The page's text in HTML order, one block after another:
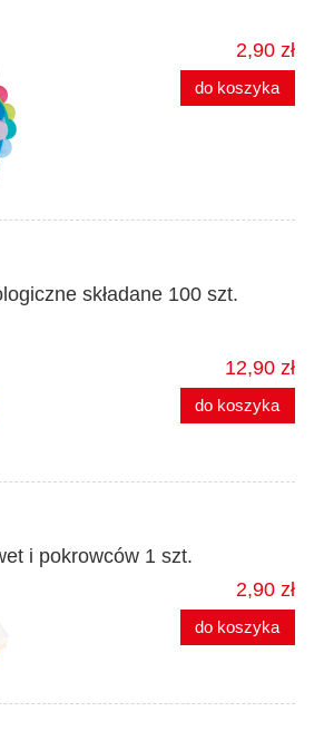
2,90 zł
do koszyka
składane 100 szt.
12,90 zł
do koszyka
i pokrowców 1 szt.
2,90 zł
do koszyka